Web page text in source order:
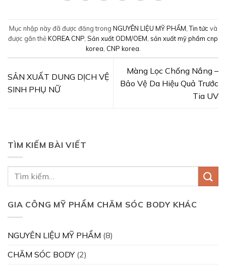
Mục nhập này đã được đăng trong NGUYÊN LIỆU MỸ PHẨM ,Tin tức và
được gắn thẻKOREA CNP Sản xuất ODM/OEM sản xuất mỹ phẩm cnp
korea CNP korea
SẢN XUẤT DUNG DỊCH VỆ
SINH PHỤ NỮ
Màng Lọc Chống Nắng –
Bảo Vệ Da Hiệu Quả Trước
Tia UV
TÌM KIẾM BÀI VIẾT
GIA CÔNG MỸ PHẨM CHĂM SÓC BODY KHÁC
NGUYÊN LIỆU MỸ PHẨM (8)
CHĂM SÓC BODY(2)